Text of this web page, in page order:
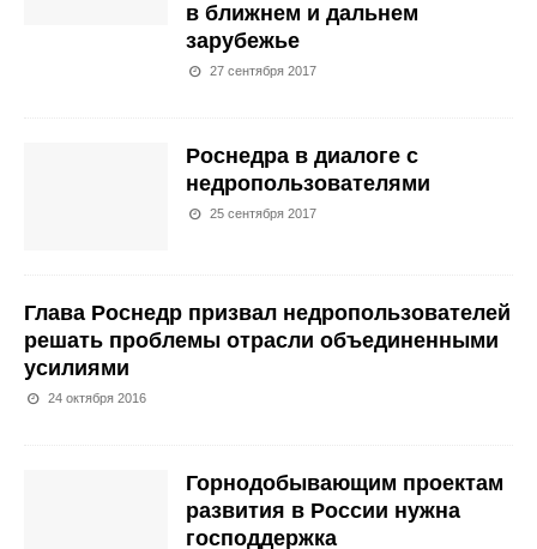
в ближнем и дальнем
зарубежье
27 сентября 2017
Роснедра в диалоге с
недропользователями
25 сентября 2017
Глава Роснедр призвал недропользователей
решать проблемы отрасли объединенными
усилиями
24 октября 2016
Горнодобывающим проектам
развития в России нужна
господдержка